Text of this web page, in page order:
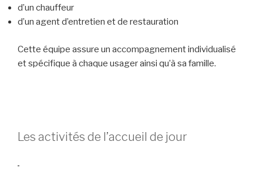
d’un chauffeur
d’un agent d’entretien et de restauration
Cette équipe assure un accompagnement individualisé
et spécifique à chaque usager ainsi qu’à sa famille.
Les activités de l’accueil de jour